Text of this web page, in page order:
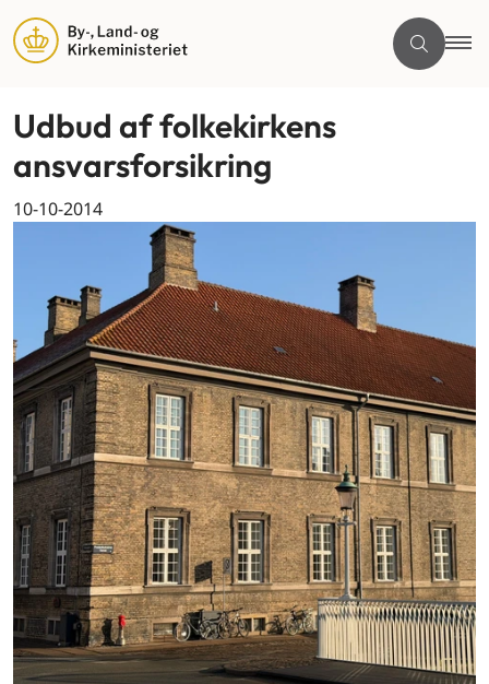
Udbud af folkekirkens
ansvarsforsikring
10-10-2014